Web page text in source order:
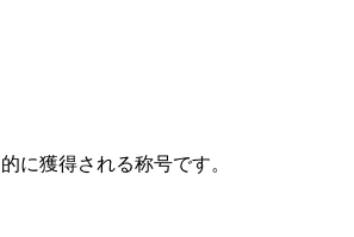
に獲得される称号です。